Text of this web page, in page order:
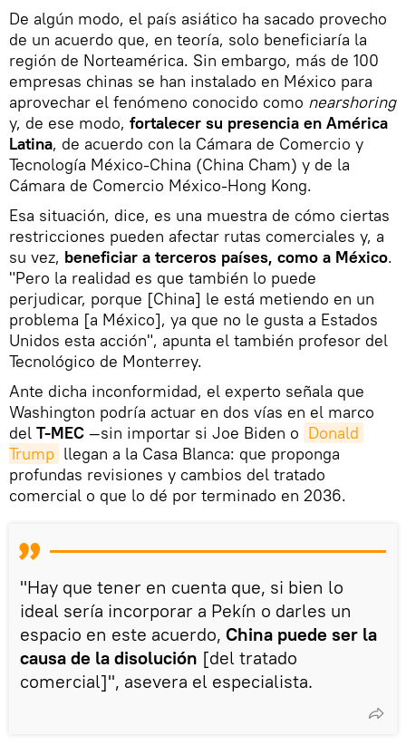
De algún modo, el país asiático ha sacado provecho
de un acuerdo que, en teoría, solo beneficiaría la
región de Norteamérica. Sin embargo, más de 100
empresas chinas se han instalado en México para
aprovechar el fenómeno conocido como nearshoring
y, de ese modo, fortalecer su presencia en América
Latina, de acuerdo con la Cámara de Comercio y
Tecnología México-China (China Cham) y de la
Cámara de Comercio México-Hong Kong.
Esa situación, dice, es una muestra de cómo ciertas
restricciones pueden afectar rutas comerciales y, a
su vez, beneficiar a terceros países, como a México.
"Pero la realidad es que también lo puede
perjudicar, porque [China] le está metiendo en un
problema [a México], ya que no le gusta a Estados
Unidos esta acción", apunta el también profesor del
Tecnológico de Monterrey.
Ante dicha inconformidad, el experto señala que
Washington podría actuar en dos vías en el marco
del T-MEC —sin importar si Joe Biden o Donald
Trump llegan a la Casa Blanca: que proponga
profundas revisiones y cambios del tratado
comercial o que lo dé por terminado en 2036.
"Hay que tener en cuenta que, si bien lo
ideal sería incorporar a Pekín o darles un
espacio en este acuerdo, China puede ser la
causa de la disolución [del tratado
comercial]", asevera el especialista.